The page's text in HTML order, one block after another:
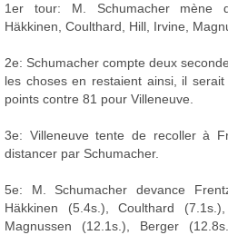
1er tour: M. Schumacher mène
Häkkinen, Coulthard, Hill, Irvine,
2e: Schumacher compte deux
les choses en restaient ainsi, il
points contre 81 pour Villeneuve.
3e: Villeneuve tente de recoller à
distancer par Schumacher.
5e: M. Schumacher devance
Häkkinen (5.4s.), Coulthard
Magnussen (12.1s.), Berger